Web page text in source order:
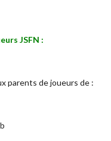
JSFN :
parents de joueurs de :